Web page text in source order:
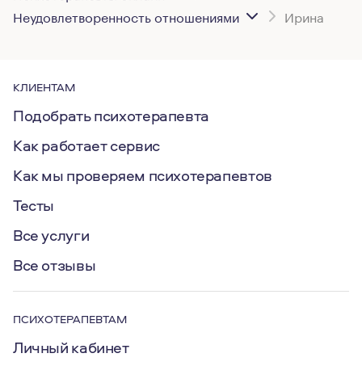
Неудовлетворенность отношениями
Ирина
КЛИЕНТАМ
Подобрать психотерапевта
Как работает сервис
Как мы проверяем психотерапевтов
Тесты
Все услуги
Все отзывы
ПСИХОТЕРАПЕВТАМ
Личный кабинет